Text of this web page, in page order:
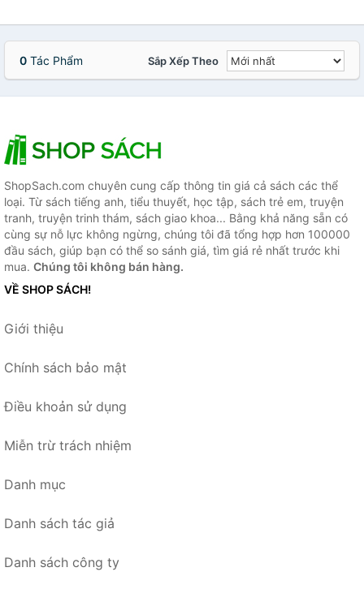
0 Tác Phẩm Sắp Xếp Theo
ShopSach.com chuyên cung cấp thông tin giá cả sách các thể
loại. Từ sách tiếng anh, tiểu thuyết, học tập, sách trẻ em, truyện
tranh, truyện trinh thám, sách giao khoa... Bằng khả năng sẵn có
cùng sự nỗ lực không ngừng, chúng tôi đã tổng hợp hơn 100000
đầu sách, giúp bạn có thể so sánh giá, tìm giá rẻ nhất trước khi
mua. Chúng tôi không bán hàng.
VỀ SHOP SÁCH!
Giới thiệu
Chính sách bảo mật
Điều khoản sử dụng
Miễn trừ trách nhiệm
Danh mục
Danh sách tác giả
Danh sách công ty